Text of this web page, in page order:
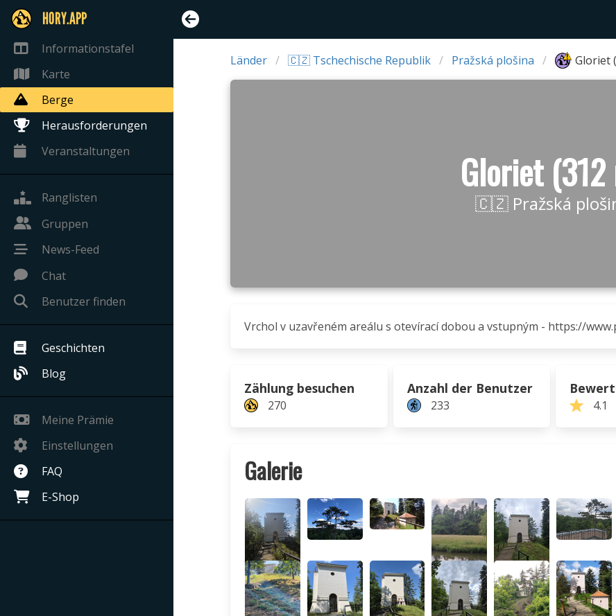
HORY.APP
Informationstafel
Karte
Berge
Herausforderungen
Veranstaltungen
Ranglisten
Gruppen
News-Feed
Chat
Benutzer finden
Geschichten
Blog
Meine Prämie
Einstellungen
FAQ
E-Shop
Länder 🇨🇿 Tschechische Republik Pražská plošina Gloriet
Gloriet (312
🇨🇿 Pražská
Vrchol v uzavřeném areálu s otevírací dobou a vstupným - https://
Zählung besuchen
270
Anzahl der Benutzer
233 4.1
Galerie